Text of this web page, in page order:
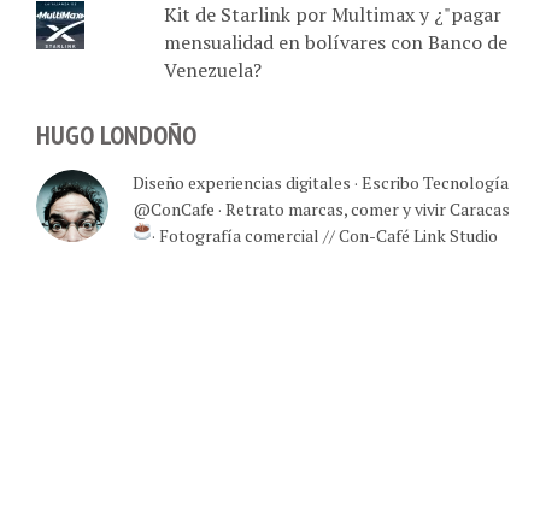
Kit de Starlink por Multimax y ¿"pagar
mensualidad en bolívares con Banco de
Venezuela?
HUGO LONDOÑO
Diseño experiencias digitales · Escribo Tecnología
@ConCafe · Retrato marcas, comer y vivir Caracas
· Fotografía comercial // Con-Café Link Studio